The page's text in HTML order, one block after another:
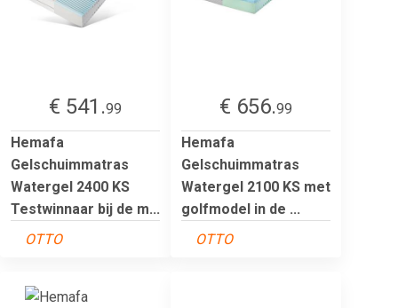
€ 541.99
Hemafa
Gelschuimmatras
Watergel 2400 KS
Testwinnaar bij de m...
OTTO
€ 656.99
Hemafa
Gelschuimmatras
Watergel 2100 KS met
golfmodel in de ...
OTTO